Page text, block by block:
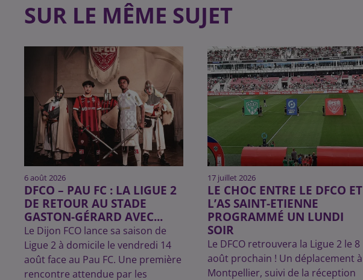
SUR LE MÊME SUJET
6 août 2026
DFCO – PAU FC : LA LIGUE 2
DE RETOUR AU STADE
GASTON-GÉRARD AVEC...
Le Dijon FCO lance sa saison de
Ligue 2 à domicile le vendredi 14
août face au Pau FC. Une première
rencontre attendue par les
17 juillet 2026
LE CHOC ENTRE LE DFCO ET
L’AS SAINT-ETIENNE
PROGRAMMÉ UN LUNDI
SOIR
Le DFCO retrouvera la Ligue 2 le 8
août prochain ! Un déplacement à
Montpellier, suivi de la réception